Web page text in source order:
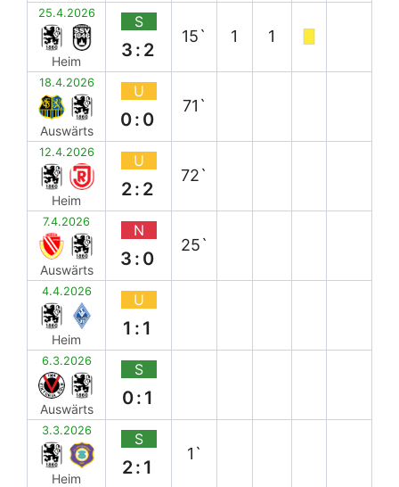
25.4.2026
Heim
S
3:2
15` 1 1
18.4.2026
Auswärts
U
0:0
71`
12.4.2026
Heim
U
2:2
72`
7.4.2026
Auswärts
N
3:0
25`
4.4.2026
Heim
U
1:1
6.3.2026
Auswärts
S
0:1
3.3.2026
Heim
S
2:1
1`